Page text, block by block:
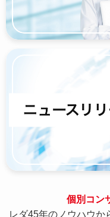
個別コン
レダ45年のノウハウか